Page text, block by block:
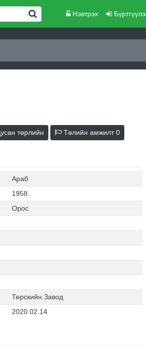
Нэвтрэх
төрлийн Төлийн амжилт0
Араб
1958..
Орос
Терскийн Завод
2020.02.14